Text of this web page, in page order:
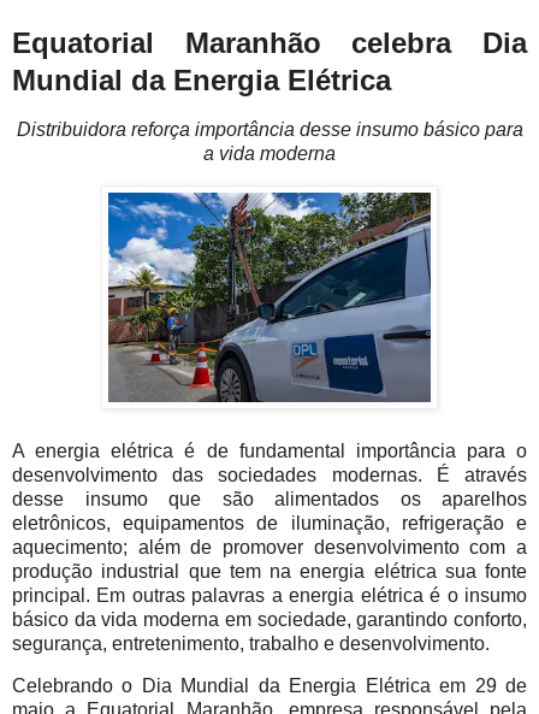
Equatorial Maranhão celebra Dia
Mundial da Energia Elétrica
Distribuidora reforça importância desse insumo básico para
a vida moderna
A energia elétrica é de fundamental importância para o
desenvolvimento das sociedades modernas. É através
desse insumo que são alimentados os aparelhos
eletrônicos, equipamentos de iluminação, refrigeração e
aquecimento; além de promover desenvolvimento com a
produção industrial que tem na energia elétrica sua fonte
principal. Em outras palavras a energia elétrica é o insumo
básico da vida moderna em sociedade, garantindo conforto,
segurança, entretenimento, trabalho e desenvolvimento.
Celebrando o Dia Mundial da Energia Elétrica em 29 de